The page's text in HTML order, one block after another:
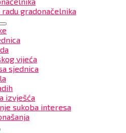
radu gradonačelnika
vijeća
sjednica
izvješća
sukoba interesa